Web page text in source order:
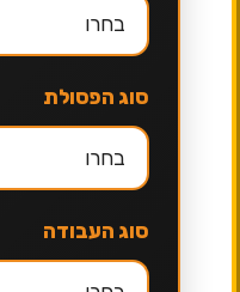
סוג הפסולת
סוג העבודה